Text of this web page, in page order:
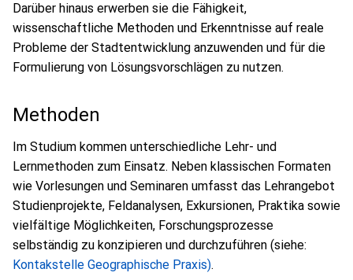
Darüber hinaus erwerben sie die Fähigkeit,
wissenschaftliche Methoden und Erkenntnisse auf reale
Probleme der Stadtentwicklung anzuwenden und für die
Formulierung von Lösungsvorschlägen zu nutzen.
Methoden
Im Studium kommen unterschiedliche Lehr- und
Lernmethoden zum Einsatz. Neben klassischen Formaten
wie Vorlesungen und Seminaren umfasst das Lehrangebot
Studienprojekte, Feldanalysen, Exkursionen, Praktika sowie
vielfältige Möglichkeiten, Forschungsprozesse
selbständig zu konzipieren und durchzuführen (siehe:
Kontakstelle Geographische Praxis).